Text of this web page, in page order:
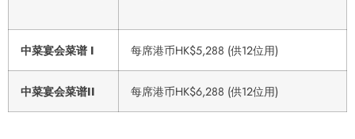
中菜宴会菜谱I 每席港币HK$5,288 (供12位用)
中菜宴会菜谱II 每席港币HK$6,288 (供12位用)